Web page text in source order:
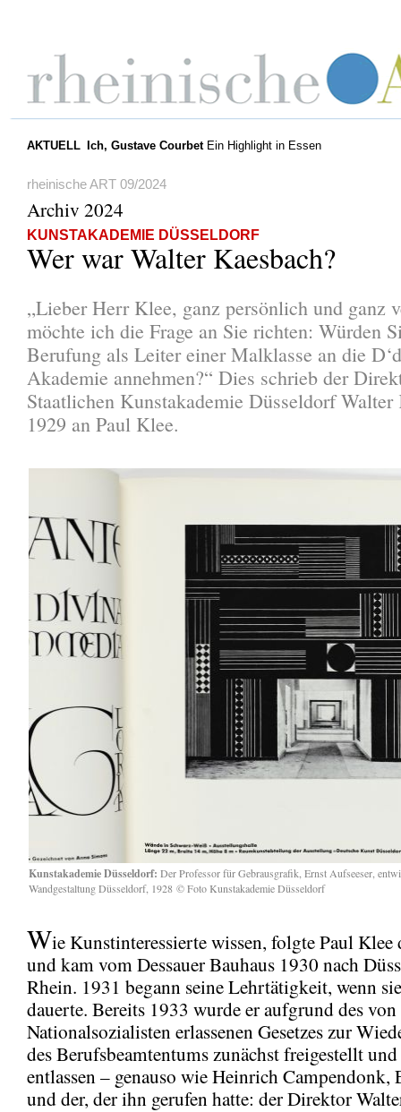
AKTUELL Ich, Gustave CourbetEin Highlight in Essen
rheinische ART 09/2024
Archiv 2024
KUNSTAKADEMIE DÜSSELDORF
Wer war Walter Kaesbach?
„Lieber Herr Klee, ganz persönlich und ganz
möchte ich die Frage an Sie richten: Würden
Berufung als Leiter einer Malklasse an die
Akademie annehmen?“ Dies schrieb der
Staatlichen Kunstakademie Düsseldorf Walter
1929 an Paul Klee.
Kunstakademie Düsseldorf: Der Professor für Gebrausgrafik, Ernst Aufseeser,
Wandgestaltung Düsseldorf, 1928 © Foto Kunstakademie Düsseldorf
Wie Kunstinteressierte wissen, folgte Paul Klee
und kam vom Dessauer Bauhaus 1930 nach
Rhein. 1931 begann seine Lehrtätigkeit, wenn
dauerte. Bereits 1933 wurde er aufgrund des von
Nationalsozialisten erlassenen Gesetzes zur
des Berufsbeamtentums zunächst freigestellt
entlassen – genauso wie Heinrich Campendonk,
und der, der ihn gerufen hatte: der Direktor